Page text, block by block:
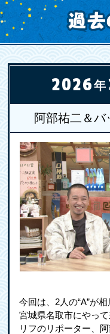
2026年
阿部祐二＆バ
今回は、2人の“A”が
宮城県名取市にやっ
リフのリポーター、